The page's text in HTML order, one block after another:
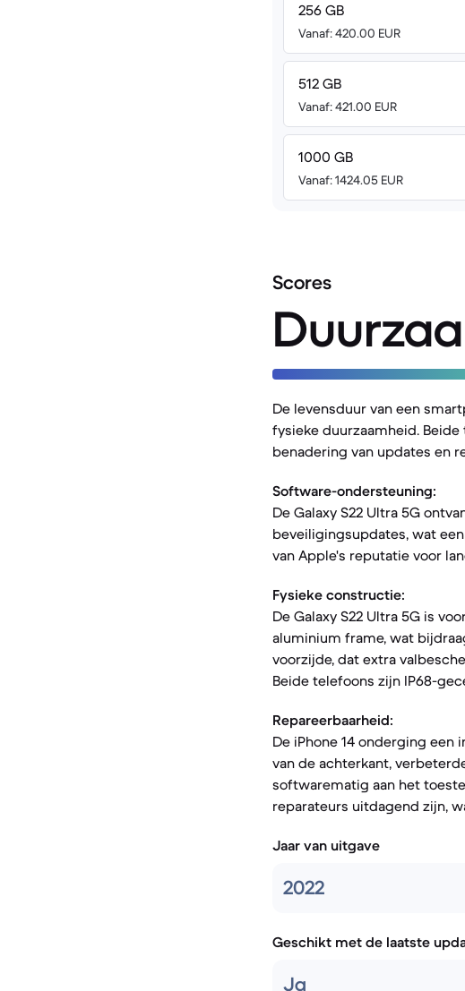
256 GB
Vanaf: 420.00 EUR
512 GB
Vanaf: 421.00 EUR
1000 GB
Vanaf: 1424.05 EUR
Scores
De levensduur van een
fysieke duurzaamheid.
benadering van updates en
Software-ondersteuning:
De Galaxy S22 Ultra 5G
beveiligingsupdates, wat
van Apple's reputatie voor
Fysieke constructie:
De Galaxy S22 Ultra 5G is
aluminium frame, wat
voorzijde, dat extra
Beide telefoons zijn IP68-
Repareerbaarheid:
De iPhone 14 onderging
van de achterkant,
softwarematig aan het
reparateurs uitdagend zijn,
Jaar van uitgave
2022
Geschikt met de laatste
Ja